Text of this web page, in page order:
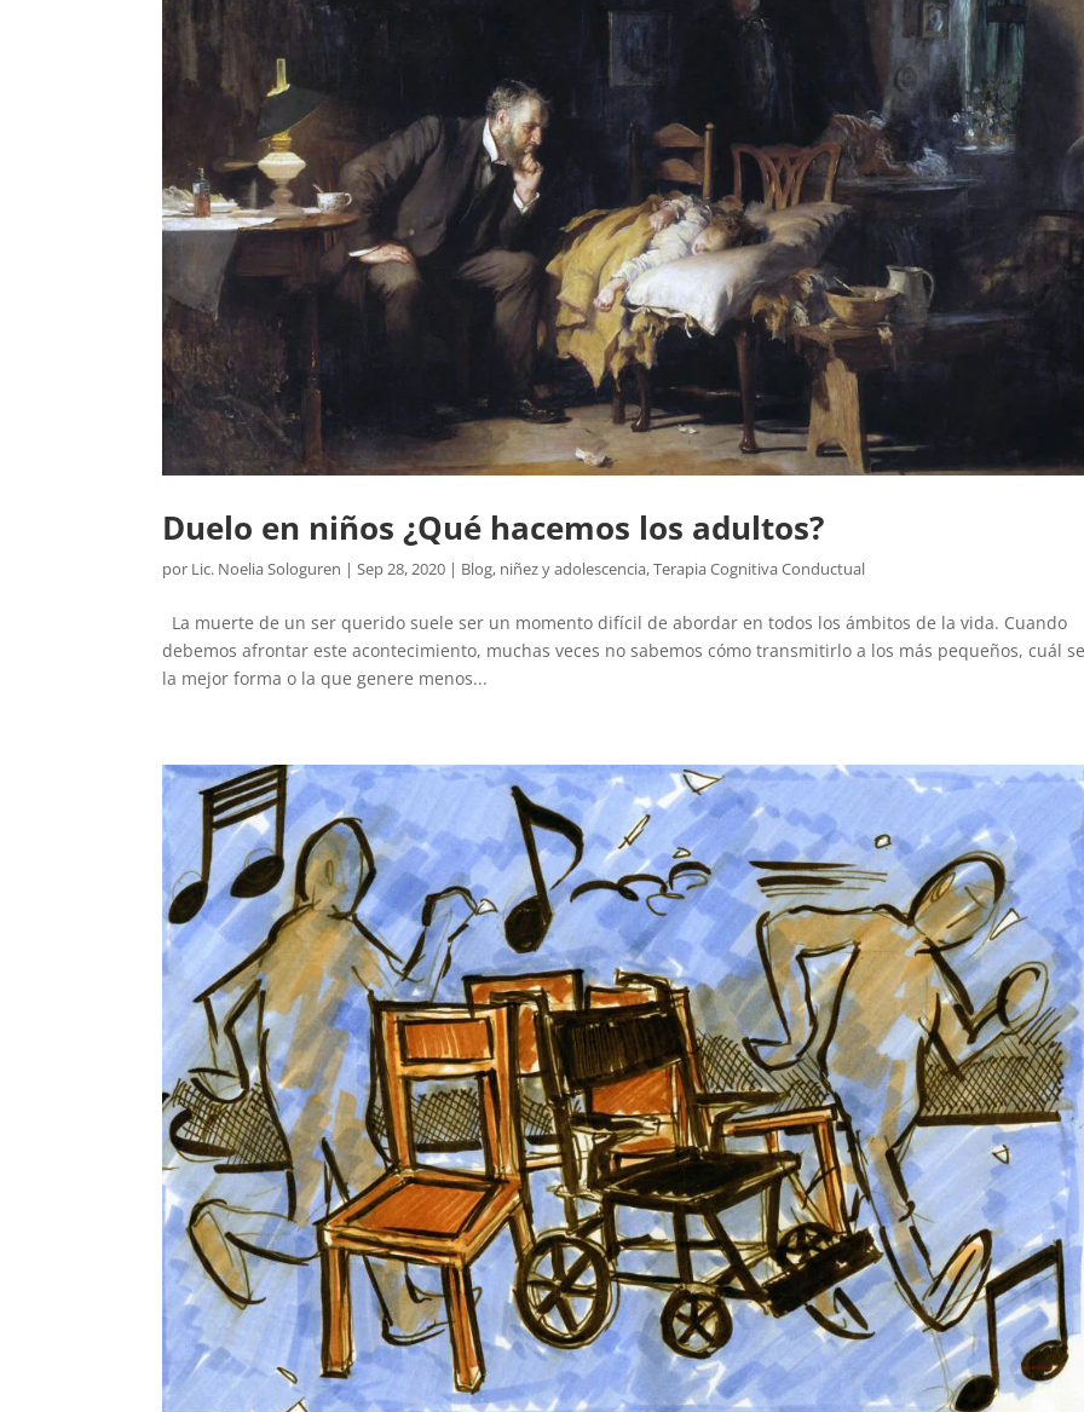
Duelo en niños ¿Qué hacemos los adultos?
por Lic. Noelia Sologuren |Sep 28, 2020 | Blog, niñez y adolescencia,Terapia Cognitiva Conductual
La muerte de un ser querido suele ser un momento difícil de abordar en todos los ámbitos de la vida. Cuando
debemos afrontar este acontecimiento, muchas veces no sabemos cómo transmitirlo a los más pequeños, cuál
la mejor forma o la que genere menos...